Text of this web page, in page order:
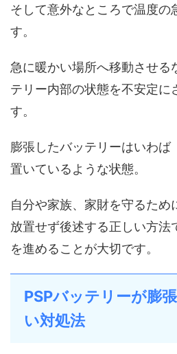
そして意外なところで温度の
す。
急に暖かい場所へ移動させる
テリー内部の状態を不安定に
す。
膨張したバッテリーはいわば
置いているような状態。
自分や家族、家財を守るため
放置せず後述する正しい方法
を進めることが大切です。
PSPバッテリーが膨
い対処法